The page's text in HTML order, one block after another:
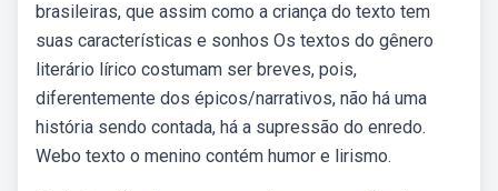
brasileiras, que assim como a criança do texto tem
suas características e sonhos Os textos do gênero
literário lírico costumam ser breves, pois,
diferentemente dos épicos/narrativos, não há uma
história sendo contada, há a supressão do enredo.
Webo texto o menino contém humor e lirismo.